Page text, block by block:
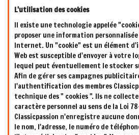
L'utilisation des cookies
Il existe une technologie appelée
proposer une information
Internet. Un "cookie" est un élément
Web est susceptible d'envoyer à votre
lequel peut éventuellement le stocker
Afin de gérer ses campagnes
l'authentification des membres
technique des " cookies ". Ils ne
caractère personnel au sens de la Loi
Classicpassion n'enregistre aucune
le nom, l'adresse, le numéro de